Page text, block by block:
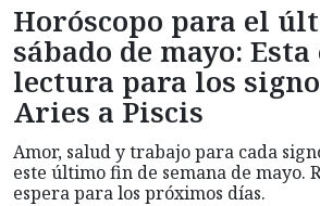
Horóscopo para el
sábado de mayo: Esta
lectura para los
Aries a Piscis
Amor, salud y trabajo para cada
este último fin de semana de mayo.
espera para los próximos días.